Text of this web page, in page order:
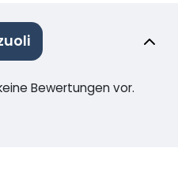
Bewertungen vor.